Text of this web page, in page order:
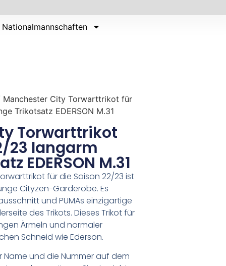
Nationalmannschaften
Manchester City Torwarttrikot für
Trikotsatz EDERSON M.31
Torwarttrikot
23 langarm
EDERSON M.31
für die Saison 22/23 ist
Cityzen-Garderobe. Es
und PUMAs einzigartige
des Trikots. Dieses Trikot für
Ärmeln und normaler
Schneid wie Ederson.
Name und die Nummer auf dem